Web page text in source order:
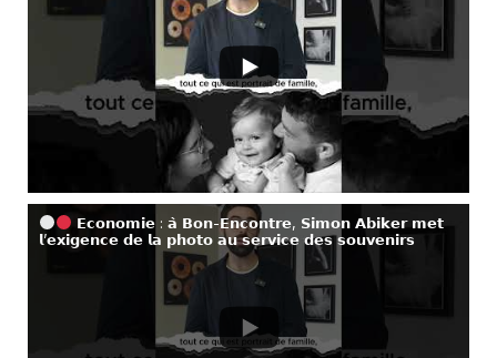
𝗘𝗰𝗼𝗻𝗼𝗺𝗶𝗲 : 𝗮̀ 𝗕𝗼𝗻-𝗘𝗻𝗰𝗼𝗻𝘁𝗿𝗲, 𝗦𝗶𝗺𝗼𝗻 𝗔𝗯𝗶𝗸𝗲𝗿 𝗺𝗲𝘁
𝗹’𝗲𝘅𝗶𝗴𝗲𝗻𝗰𝗲 𝗱𝗲 𝗹𝗮 𝗽𝗵𝗼𝘁𝗼 𝗮𝘂 𝘀𝗲𝗿𝘃𝗶𝗰𝗲 𝗱𝗲𝘀 𝘀𝗼𝘂𝘃𝗲𝗻𝗶𝗿𝘀